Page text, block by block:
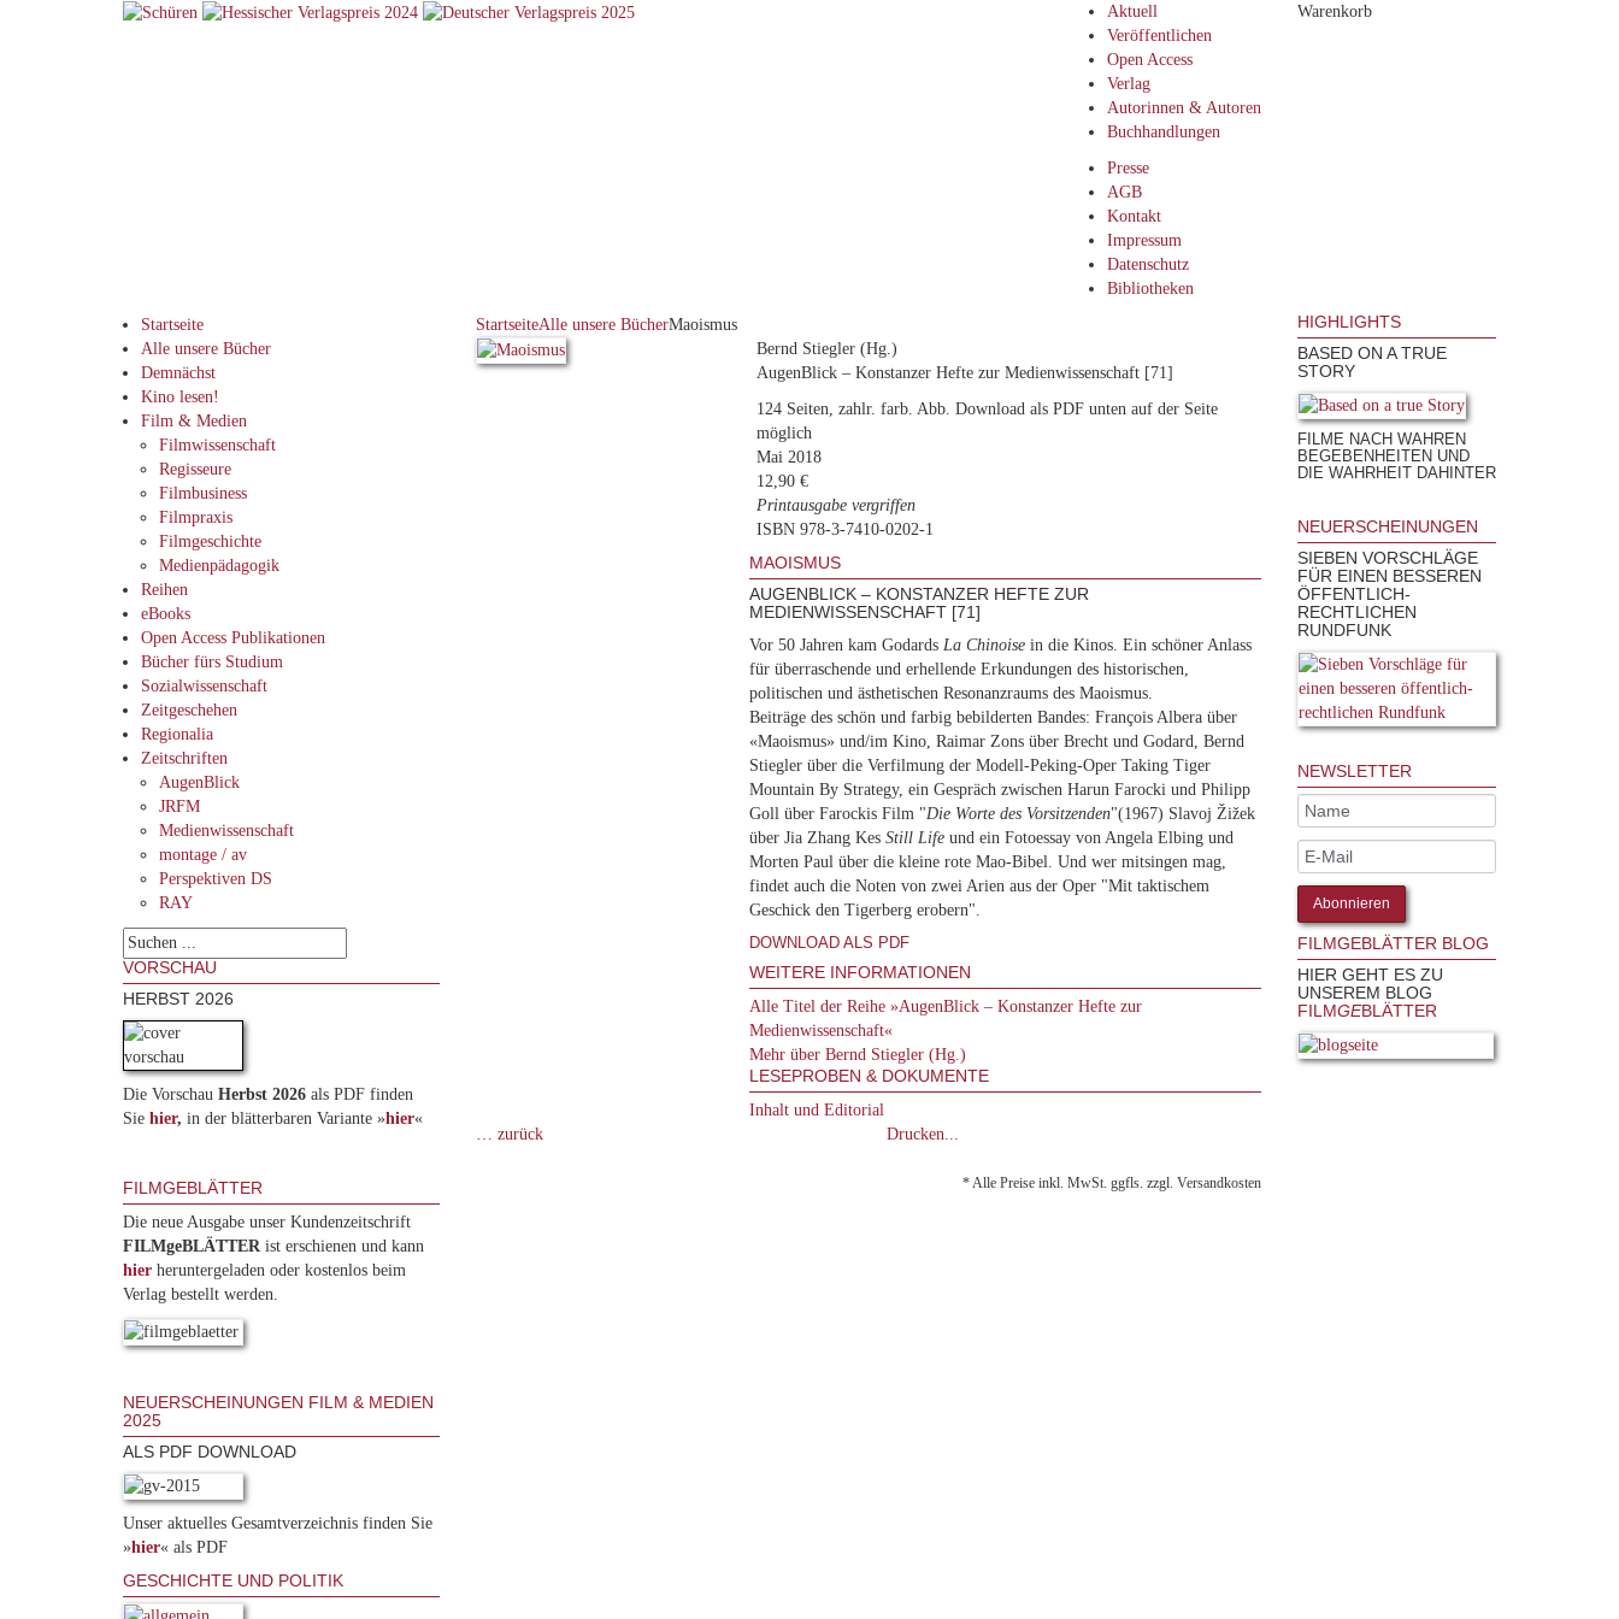
Aktuell
Veröffentlichen
Open Access
Verlag
Autorinnen & Autoren
Buchhandlungen
Presse
AGB
Kontakt
Impressum
Datenschutz
Bibliotheken
Warenkorb
Startseite
Alle unsere Bücher
Demnächst
Kino lesen!
Film & Medien
Filmwissenschaft
Regisseure
Filmbusiness
Filmpraxis
Filmgeschichte
Medienpädagogik
Reihen
eBooks
Open Access Publikationen
Bücher fürs Studium
Sozialwissenschaft
Zeitgeschehen
Regionalia
Zeitschriften
AugenBlick
JRFM
Medienwissenschaft
montage / av
Perspektiven DS
RAY
VORSCHAU
HERBST 2026
Die Vorschau Herbst 2026 als PDF finden
Sie hier, in der blätterbaren Variante »hier«
FILMGEBLÄTTER
Die neue Ausgabe unser Kundenzeitschrift
FILMgeBLÄTTERist erschienen und kann
hier heruntergeladen oder kostenlos beim
Verlag bestellt werden.
NEUERSCHEINUNGEN FILM & MEDIEN
2025
ALS PDF DOWNLOAD
Unser aktuelles Gesamtverzeichnis finden Sie
»hier« als PDF
GESCHICHTE UND POLITIK
StartseiteAlle unsere BücherMaoismus
Bernd Stiegler (Hg.)
AugenBlick – Konstanzer Hefte zur Medienwissenschaft [71]
124 Seiten, zahlr. farb. Abb. Download als PDF unten auf der Seite
möglich
Mai 2018
12,90 €
Printausgabe vergriffen
ISBN 978-3-7410-0202-1
MAOISMUS
AUGENBLICK – KONSTANZER HEFTE ZUR
MEDIENWISSENSCHAFT [71]
Vor 50 Jahren kam Godards La Chinoise in die Kinos. Ein schöner Anlass
für überraschende und erhellende Erkundungen des historischen,
politischen und ästhetischen Resonanzraums des Maoismus.
Beiträge des schön und farbig bebilderten Bandes: François Albera über
«Maoismus» und/im Kino, Raimar Zons über Brecht und Godard, Bernd
Stiegler über die Verfilmung der Modell-Peking-Oper Taking Tiger
Mountain By Strategy, ein Gespräch zwischen Harun Farocki und Philipp
Goll über Farockis Film "Die Worte des Vorsitzenden"(1967) Slavoj Žižek
über Jia Zhang Kes Still Life und ein Fotoessay von Angela Elbing und
Morten Paul über die kleine rote Mao-Bibel. Und wer mitsingen mag,
findet auch die Noten von zwei Arien aus der Oper "Mit taktischem
Geschick den Tigerberg erobern".
DOWNLOAD ALS PDF
WEITERE INFORMATIONEN
Alle Titel der Reihe »AugenBlick – Konstanzer Hefte zur
Medienwissenschaft«
Mehr über Bernd Stiegler (Hg.)
LESEPROBEN & DOKUMENTE
Inhalt und Editorial
… zurück
Drucken...
* Alle Preise inkl. MwSt. ggfls. zzgl. Versandkosten
HIGHLIGHTS
BASED ON A TRUE
STORY
FILME NACH WAHREN
BEGEBENHEITEN UND
DIE WAHRHEIT DAHINTER
NEUERSCHEINUNGEN
SIEBEN VORSCHLÄGE
FÜR EINEN BESSEREN
ÖFFENTLICH-
RECHTLICHEN
RUNDFUNK
NEWSLETTER
FILMGEBLÄTTER BLOG
HIER GEHT ES ZU
UNSEREM BLOG
FILMGEBLÄTTER